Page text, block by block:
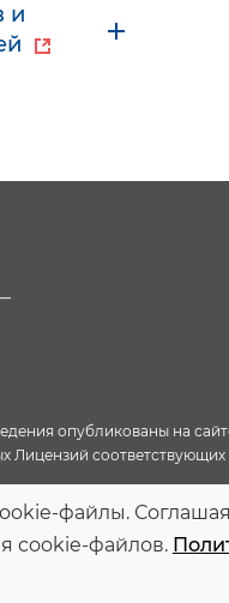
и
опубликованы на
Лицензий соответствующих
на сайте при
персональных данных
файлы.
cookie-файлов.